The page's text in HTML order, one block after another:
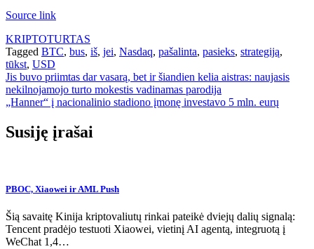
Source link
KRIPTOTURTAS
Tagged BTC, bus, iš, jei, Nasdaq, pašalinta, pasieks, strategiją,
tūkst, USD
Navigacija
tarp
Jis buvo priimtas dar vasarą, bet ir šiandien kelia aistras: naujasis
nekilnojamojo turto mokestis vadinamas parodija
„Hanner“ į nacionalinio stadiono įmonę investavo 5 mln. eurų
Susiję įrašai
PBOC, Xiaowei ir AML Push
Šią savaitę Kinija kriptovaliutų rinkai pateikė dviejų dalių signalą:
Tencent pradėjo testuoti Xiaowei, vietinį AI agentą, integruotą į
WeChat 1,4…